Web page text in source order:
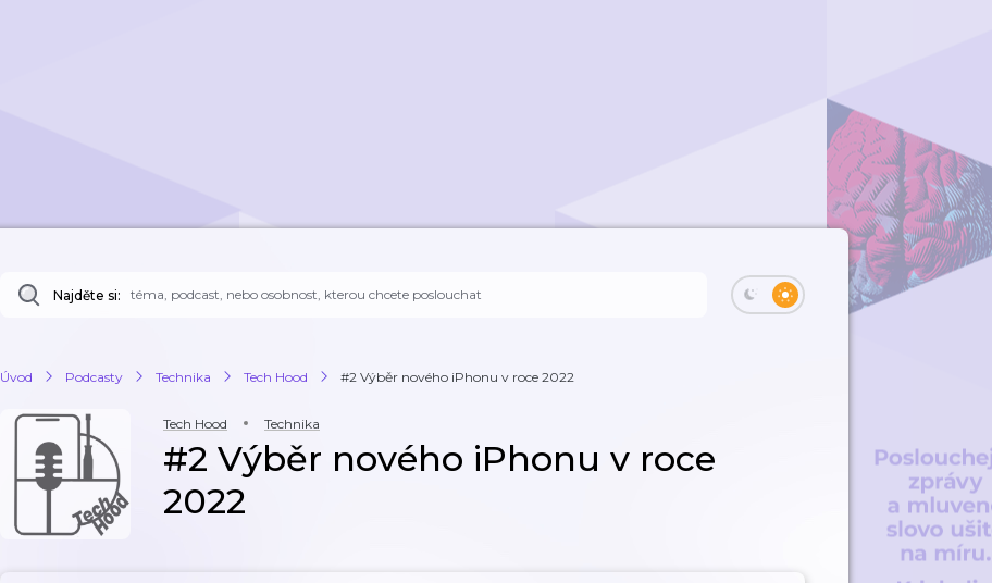
Najděte si:
Úvod Podcasty Technika Tech Hood #2 Výběr nového iPhonu v roce 2022
Tech Hood Technika
#2 Výběr nového iPhonu v roce
2022